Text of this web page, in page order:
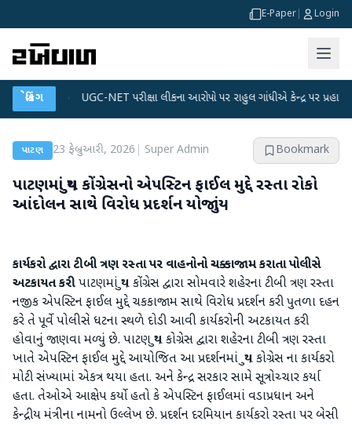
E-Paper Login
બ્રેકિંગ
● UGC-NET પરીક્ષા લીકના આરોપો પર રાહુલ ગાંધીએ કેન્દ્ર પર પ્રહાર કર્યા ●
પાટણ 23 ફેબ્રુઆરી, 2026 Super Admin Bookmark
પાટણમાં યુથ કોંગ્રેસનો એપસ્ટિન ફાઈલ મુદ્દે રસ્તા રોકો
આંદોલન સાથે વિરોધ પ્રદર્શન યોજાયું
કાર્યકરો દ્વારા ટીબી ત્રણ રસ્તા પર વાહનોનો ચક્કાજામ કરાતા પોલીસે
અટકાયત કરીપાટણમાં યુથ કોંગ્રેસ દ્વારા સોમવારે શહેરના ટીબી ત્રણ રસ્તા
નજીક એપસ્ટિન ફાઈલ મુદ્દે ચકકાજામ સાથે વિરોધ પ્રદર્શન કરી પુતળા દહન
કરે તે પૂર્વે પોલીસે ધટના સ્થળે દોડી આવી કાર્યકરોની અટકાયત કરી
હોવાનું જાણવા મળ્યું છે. પાટણ યુથ કોગ્રેસ દ્વારા શહેરના ટીબી ત્રણ રસ્તા
ખાતે એપસ્ટિન ફાઈલ મુદ્દે આયોજિત આ પ્રદર્શનમાં યુથ કોગ્રેસ ના કાર્યકરો
મોટી સંખ્યામાં એકત્ર થયા હતા. અને કેન્દ્ર સરકાર સામે સૂત્રોચ્ચાર કર્યા
હતા. તેઓએ આક્ષેપ કર્યો હતો કે એપસ્ટિન ફાઈલમાં વડાપ્રધાન અને
કેન્દ્રીય મંત્રીના નામનો ઉલ્લેખ છે. પ્રદર્શન દરમિયાન કાર્યકરો રસ્તા પર બેસી